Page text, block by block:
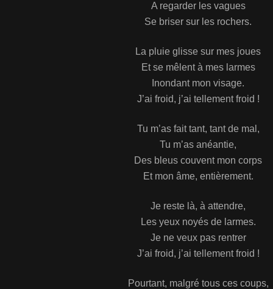
A regarder les vagues
Se briser sur les rochers.
La pluie glisse sur mes joues
Et se mêlent à mes larmes
Inondant mon visage.
J’ai froid, j’ai tellement froid !
Tu m’as fait tant, tant de mal,
Tu m’as anéantie,
Des bleus couvent mon corps
Et mon âme, entièrement.
Je reste là, à attendre,
Les yeux noyés de larmes.
Je ne veux pas rentrer
J’ai froid, j’ai tellement froid !
Pourtant, malgré tous ces coups,